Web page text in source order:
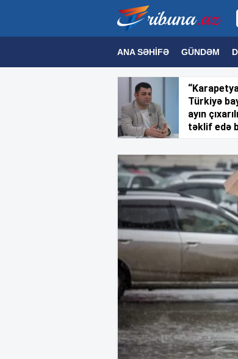
ANA SƏHIFƏ GÜNDƏM
MƏDƏNIYYƏT MAQAZIN
Türkiyə
ayın
təklif edə